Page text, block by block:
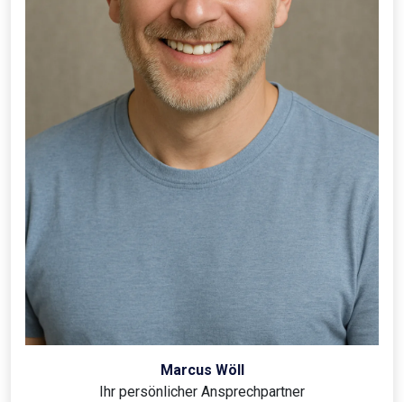
Marcus Wöll
Ihr persönlicher Ansprechpartner